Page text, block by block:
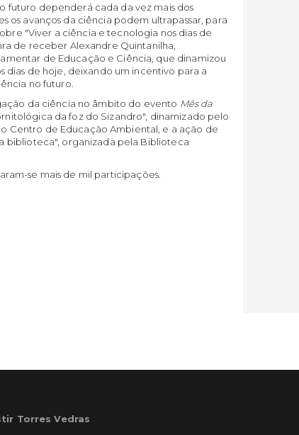
futuro dependerá cada da vez mais dos
os avanços da ciência podem ultrapassar, para
"Viver a ciência e tecnologia nos dias de
de receber Alexandre Quintanilha,
de Educação e Ciência, que dinamizou
dias de hoje, deixando um incentivo para a
no futuro.
da ciência no âmbito do evento Mês da
da foz do Sizandro", dinamizado pelo
Centro de Educação Ambiental, e a ação de
biblioteca", organizada pela Biblioteca
se mais de mil participações.
Torres Vedras